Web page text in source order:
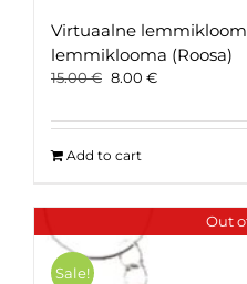
Virtuaalne
lemmiklooma (Roosa)
15.00€ Original
was:
8.00 €Current
is:
Add to cart
Out
Sale!